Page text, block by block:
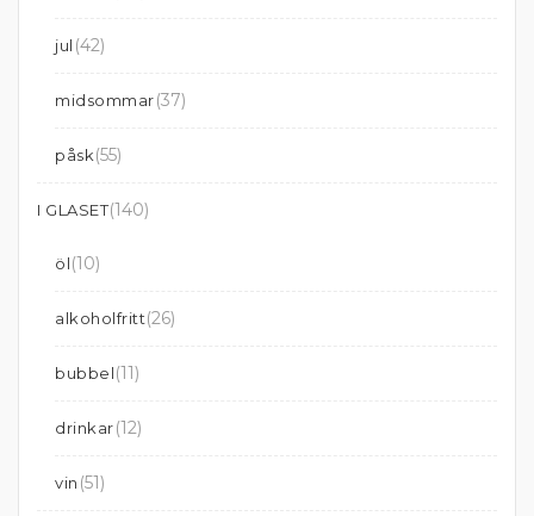
jul (42)
midsommar(37)
påsk(55)
I GLASET(140)
öl(10)
alkoholfritt(26)
bubbel(11)
drinkar(12)
vin (51)